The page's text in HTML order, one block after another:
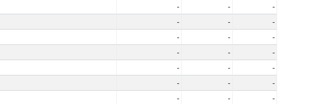
- -
-
- -
-
- -
-
- -
-
- -
-
- -
-
- -
-